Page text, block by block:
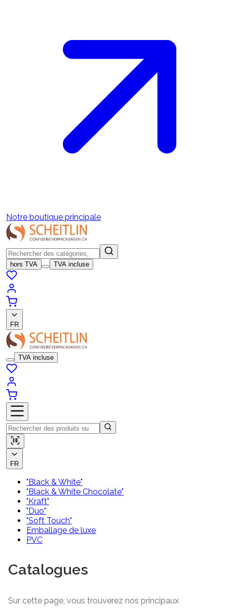
Notre boutique principale
hors TVA TVA incluse
FR
TVA incluse
FR
"Black & White"
"Black & White Chocolate"
"Kraft"
"Duo"
"Soft Touch"
Emballage de luxe
PVC
Catalogues
Sur cette page, vous trouverez nos principaux